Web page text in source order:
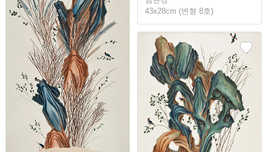
43x28cm (변형 8호)